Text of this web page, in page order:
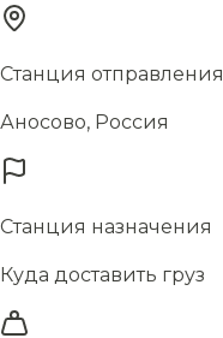
Станция отправления
Аносово, Россия
Станция назначения
Куда доставить груз